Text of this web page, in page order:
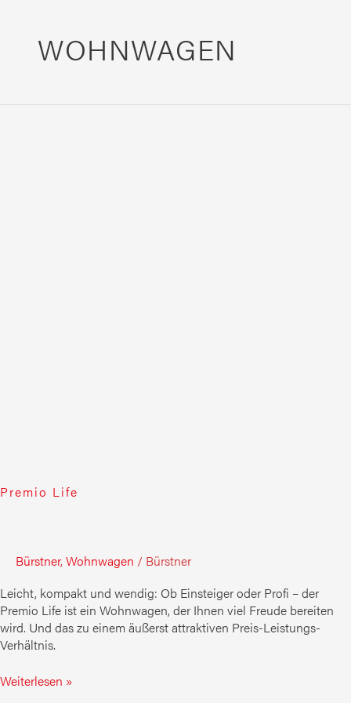
WOHNWAGEN
Premio Life
Bürstner,Wohnwagen / Bürstner
Leicht, kompakt und wendig: Ob Einsteiger oder Profi – der
Premio Life ist ein Wohnwagen, der Ihnen viel Freude bereiten
wird. Und das zu einem äußerst attraktiven Preis-Leistungs-
Verhältnis.
Weiterlesen »